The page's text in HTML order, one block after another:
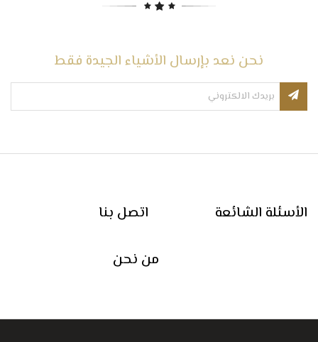
نحن نعد بإرسال الأشياء الجيدة فقط
اتصل بنا الأسئلة الشائعة
من نحن